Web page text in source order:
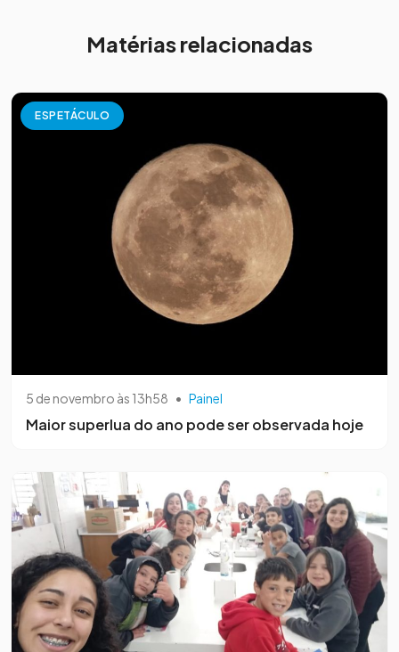
Matérias relacionadas
ESPETÁCULO
5 de novembro às 13h58 • Painel
Maior superlua do ano pode ser observada hoje